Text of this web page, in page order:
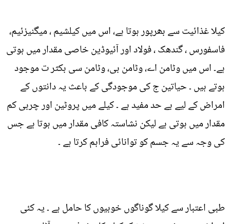
کیلا غذائیت سے بھرپور ہوتا ہے، اس میں کیلشیم ، میگنیزئیم،
فاسفورس ، گندھک ، فولاد اور آئیوڈین خاصی مقدار میں ہوتی
ہے۔ اس میں وٹامن اے، وٹامن بی، وٹامن سی بکثر ت موجود
ہوتے ہیں ۔ حیاتین ج کی موجودگی کے باعث یہ دانتوں کے
امراض کے لیے بے حد مفید ہے ۔ کیلے میں پروٹین اور چربی کم
مقدار میں ہوتی ہے لیکن نشاستہ کافی مقدار میں ہوتا ہے جس
کی وجہ سے یہ جسم کو توانائی فراہم کرتا ہے ۔
طبی اعتبار سے کیلا گوناگوں خوبیوں کا حامل ہے ۔ یہ کئی